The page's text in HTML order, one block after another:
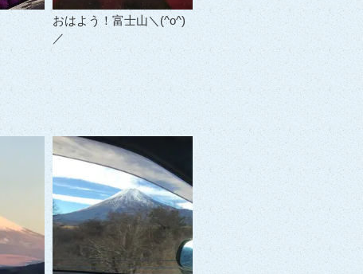
おはよう！富士山＼(^o^)
／